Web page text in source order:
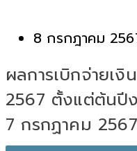
8 กรกฎาคม
ผลการเบิกจ่ายเ
2567 ตั้งแต่ต้นปี
7 กรกฏาคม